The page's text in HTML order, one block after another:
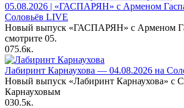
05.08.2026 | «ГАСПАРЯН» с Арменом
Соловьёв LIVE
Новый выпуск «ГАСПАРЯН» с Арменом
смотрите 05.
075.6к.
Лабиринт Карнаухова — 04.08.2026 на
Новый выпуск «Лабиринт Карнаухова» с
Карнауховым
030.5к.